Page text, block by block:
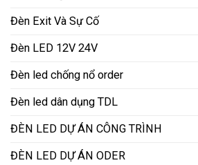
Đèn Exit Và Sự Cố
Đèn LED 12V 24V
Đèn led chống nổ order
Đèn led dân dụng TDL
ĐÈN LED DỰ ÁN CÔNG TRÌNH
ĐÈN LED DỰ ÁN ODER